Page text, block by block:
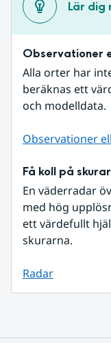
Lär dig
Observationer
Alla orter har
beräknas ett
och modelldata.
Observationer
Få koll på
En väderradar
med hög
ett värdefullt
skurarna.
Radar